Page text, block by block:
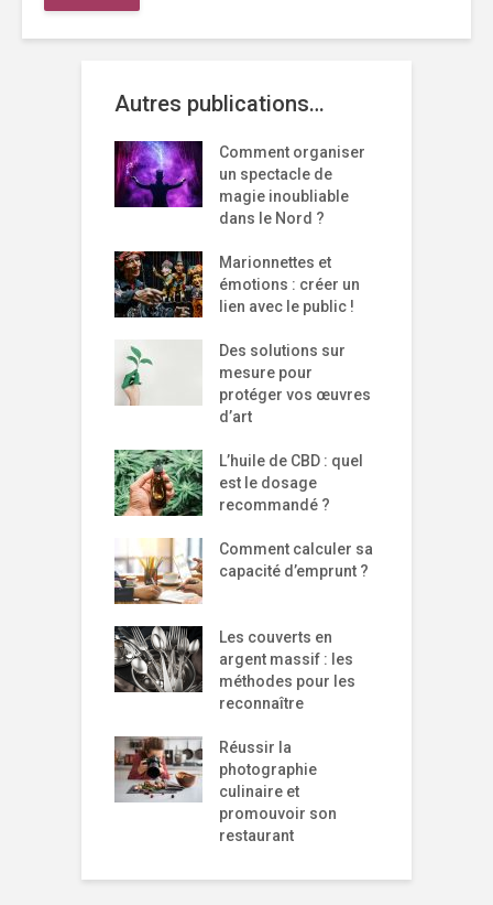
Autres publications…
Comment organiser
un spectacle de
magie inoubliable
dans le Nord ?
Marionnettes et
émotions : créer un
lien avec le public !
Des solutions sur
mesure pour
protéger vos œuvres
d’art
L’huile de CBD : quel
est le dosage
recommandé ?
Comment calculer sa
capacité d’emprunt ?
Les couverts en
argent massif : les
méthodes pour les
reconnaître
Réussir la
photographie
culinaire et
promouvoir son
restaurant